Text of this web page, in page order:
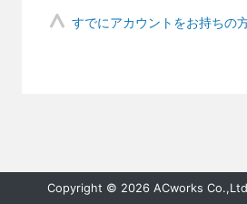
すでにアカウントをお持ちの
Copyright © 2026 ACworks